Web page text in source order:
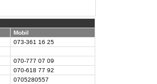
Mobil
073-361 16 25
070-777 07 09
070-618 77 92
0705280557